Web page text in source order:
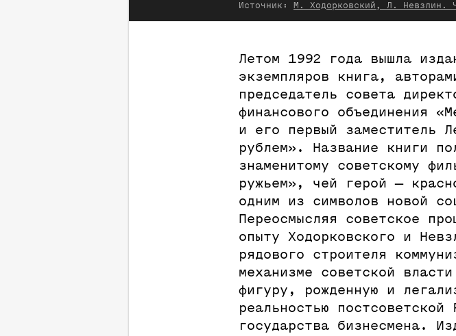
Источник: М. Ходорковский, Л. Невзлин.
Летом 1992 года вышла
экземпляров книга,
председатель совета
финансового объединения
и его первый заместитель
рублем». Название книги
знаменитому советскому
ружьем», чей герой —
одним из символов новой
Переосмысляя советское
опыту Ходорковского и
рядового строителя
механизме советской
фигуру, рожденную и
реальностью
государства бизнесмена.